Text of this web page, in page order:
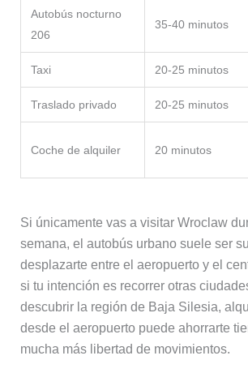
Autobús nocturno
206
35-40 minutos
Taxi 20-25 minutos
Traslado privado 20-25 minutos
Coche de alquiler 20 minutos
Si únicamente vas a visitar Wroclaw
semana, el autobús urbano suele ser
desplazarte entre el aeropuerto y el
si tu intención es recorrer otras
descubrir la región de Baja Silesia,
desde el aeropuerto puede ahorrarte
mucha más libertad de movimientos.